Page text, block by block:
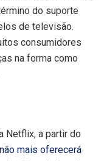
do suporte
de televisão.
consumidores
na forma como
Netflix, a partir do
não mais oferecerá